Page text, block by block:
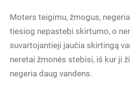
Moters teigimu, žmogus,
tiesiog nepastebi skirtumo, o
suvartojantieji jaučia skirtingą
neretai žmonės stebisi, iš kur ji
negeria daug vandens.